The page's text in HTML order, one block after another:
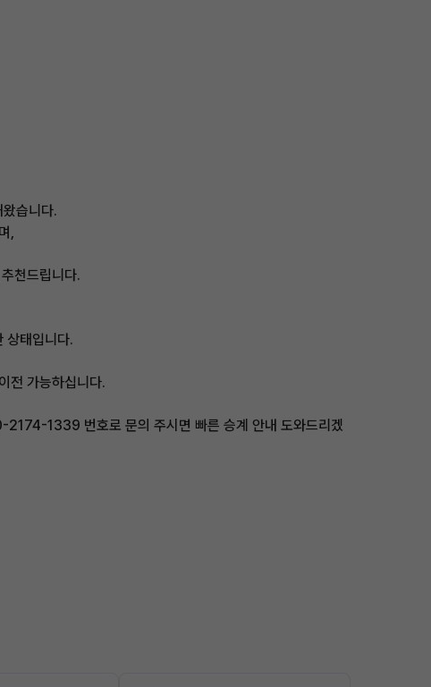
습니다.
,
천드립니다.
상태입니다.
전 가능하십니다.
2174-1339 번호로 문의 주시면 빠른 승계 안내 도와드리겠